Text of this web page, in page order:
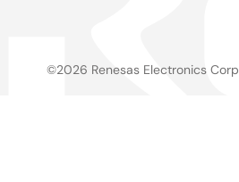
©2026 Renesas Electronics